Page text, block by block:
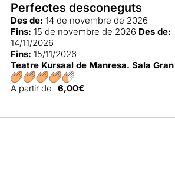
Perfectes desconeguts
Des de: 14 de novembre de 2026
Fins: 15 de novembre de 2026 Des de:
14/11/2026
Fins: 15/11/2026
Teatre Kursaal de Manresa. Sala Gran
A partir de 6,00€